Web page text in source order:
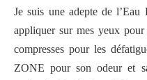
Je suis une adepte de
appliquer sur mes yeux
compresses pour les
ZONE pour son odeur et